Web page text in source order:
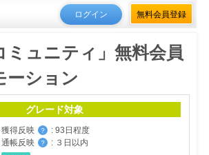
ログイン 無料会員登録
ミュニティ」無料会員
ーション
グレード対象
獲得反映 ？ : 93日程度
通帳反映
？ : ３日以内